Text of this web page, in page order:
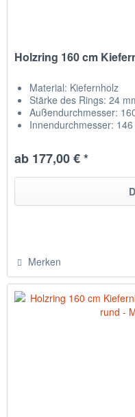
Holzring 160 cm
Material: Kiefernholz
Stärke des Rings: 24
Außendurchmesser:
Innendurchmesser:
ab 177,00 € *
Merken